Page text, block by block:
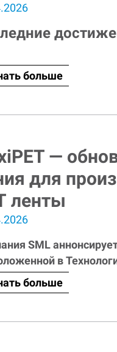
больше
—
для
ленты
SML
в
больше